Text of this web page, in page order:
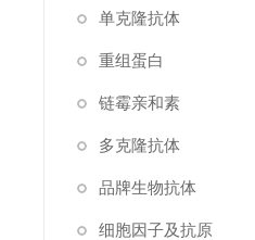
单克隆抗体
重组蛋白
链霉亲和素
多克隆抗体
品牌生物抗体
细胞因子及抗原